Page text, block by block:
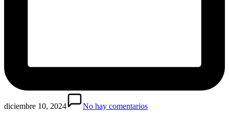
diciembre 10, 2024
No hay comentarios